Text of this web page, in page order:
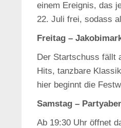
einem Ereignis, das
22. Juli frei, sodass
Freitag –
Der Startschuss fällt
Hits, tanzbare
hier beginnt die
Samstag –
Ab 19:30 Uhr öffnet